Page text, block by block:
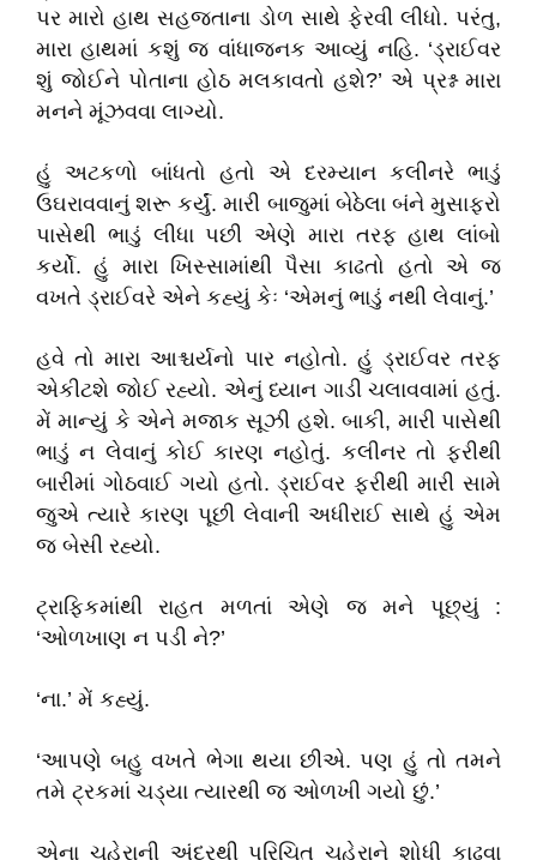
પર મારો હાથ સહજતાના ડોળ સાથે ફેરવી લીધો. પરંતુ,
મારા હાથમાં કશું જ વાંધાજનક આવ્યું નહિ. ‘ડ્રાઈવર
શું જોઈને પોતાના હોઠ મલકાવતો હશે?’ એ પ્રશ્ન મારા
મનને મૂંઝવવા લાગ્યો.
હું અટકળો બાંધતો હતો એ દરમ્યાન કલીનરે ભાડું
ઉઘરાવવાનું શરૂ કર્યું. મારી બાજુમાં બેઠેલા બંને મુસાફરો
પાસેથી ભાડું લીધા પછી એણે મારા તરફ હાથ લાંબો
કર્યો. હું મારા ખિસ્સામાંથી પૈસા કાઢતો હતો એ જ
વખતે ડ્રાઈવરે એને કહ્યું કેઃ ‘એમનું ભાડું નથી લેવાનું.’
હવે તો મારા આશ્ચર્યનો પાર નહોતો. હું ડ્રાઈવર તરફ
એકીટશે જોઈ રહ્યો. એનું ધ્યાન ગાડી ચલાવવામાં હતું.
મેં માન્યું કે એને મજાક સૂઝી હશે. બાકી, મારી પાસેથી
ભાડું ન લેવાનું કોઈ કારણ નહોતું. કલીનર તો ફરીથી
બારીમાં ગોઠવાઈ ગયો હતો. ડ્રાઈવર ફરીથી મારી સામે
જુએ ત્યારે કારણ પૂછી લેવાની અધીરાઈ સાથે હું એમ
જ બેસી રહ્યો.
ટ્રાફિકમાંથી રાહત મળતાં એણે જ મને પૂછ્યું :
‘ઓળખાણ ન પડી ને?’
‘ના.’ મેં કહ્યું.
‘આપણે બહુ વખતે ભેગા થયા છીએ. પણ હું તો તમને
તમે ટ્રકમાં ચડ્યા ત્યારથી જ ઓળખી ગયો છું.’
એના ચહેરાની અંદરથી પરિચિત ચહેરાને શોધી કાઢવા